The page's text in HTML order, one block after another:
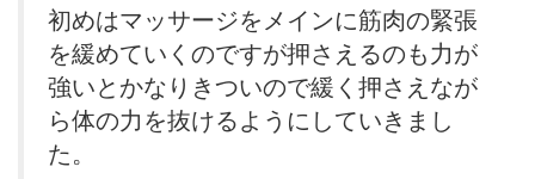
初めはマッサージをメインに筋肉の緊張
を緩めていくのですが押さえるのも力が
強いとかなりきついので緩く押さえなが
ら体の力を抜けるようにしていきまし
た。